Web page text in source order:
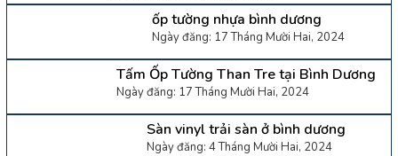
ốp tường nhựa bình dương
Ngày đăng: 17 Tháng Mười Hai, 2024
Tấm Ốp Tường Than Tre tại Bình Dương
Ngày đăng: 17 Tháng Mười Hai, 2024
Sàn vinyl trải sàn ở bình dương
Ngày đăng: 4 Tháng Mười Hai, 2024